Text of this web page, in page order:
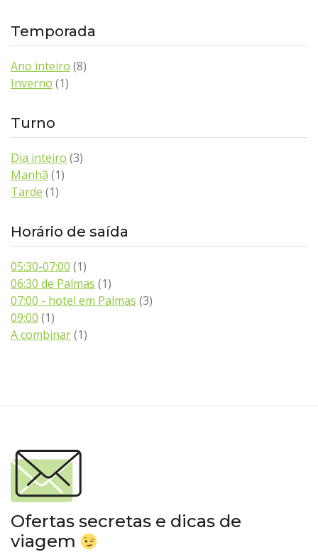
Temporada
Ano inteiro (8)
Inverno (1)
Turno
Dia inteiro (3)
Manhã (1)
Tarde (1)
Horário de saída
05:30-07:00 (1)
06:30 de Palmas (1)
07:00 - hotel em Palmas (3)
09:00 (1)
A combinar(1)
Ofertas secretas e dicas de
viagem